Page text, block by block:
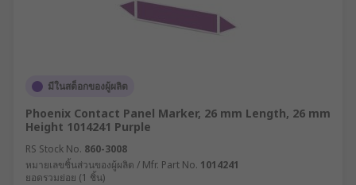
มีในสต็อกของผู้ผลิต
Phoenix Contact Panel Marker, 26 mm Length, 26 mm
Height 1014241 Purple
RS Stock No. 860-3008
หมายเลขชิ้นส่วนของผู้ผลิต / Mfr. Part No. 1014241
ยอดรวมย่อย (1 ชิ้น)